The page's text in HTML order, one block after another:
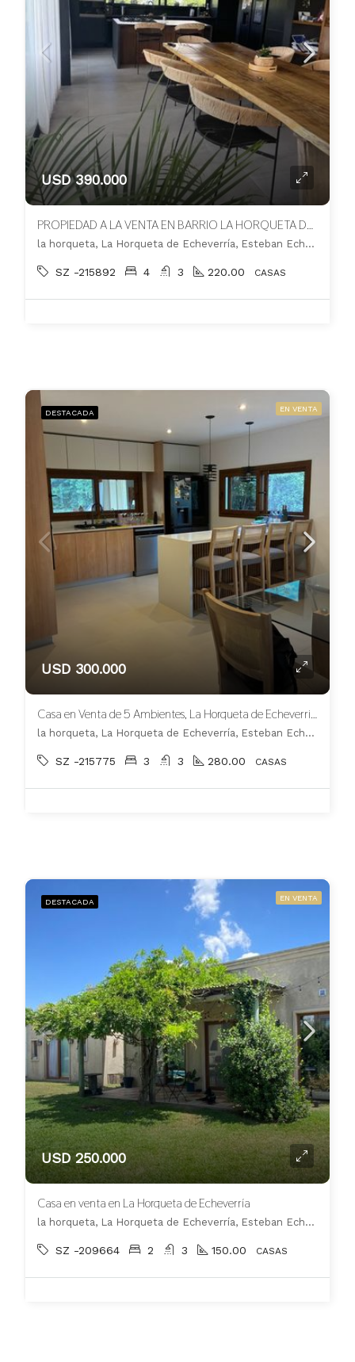
USD 390.000
PROPIEDAD A LA VENTA EN BARRIO LA HORQUETA DE ECHEVERRIA
la horqueta, La Horqueta de Echeverría, Esteban Echeverría
SZ -215892 4 3 220.00 CASAS
DESTACADA EN VENTA
USD 300.000
Casa en Venta de 5 Ambientes, La Horqueta de Echeverria, Canning.
la horqueta, La Horqueta de Echeverría, Esteban Echeverría
SZ -215775 3 3 280.00 CASAS
DESTACADA EN VENTA
USD 250.000
Casa en venta en La Horqueta de Echeverría
la horqueta, La Horqueta de Echeverría, Esteban Echeverría
SZ -209664 2 3 150.00 CASAS